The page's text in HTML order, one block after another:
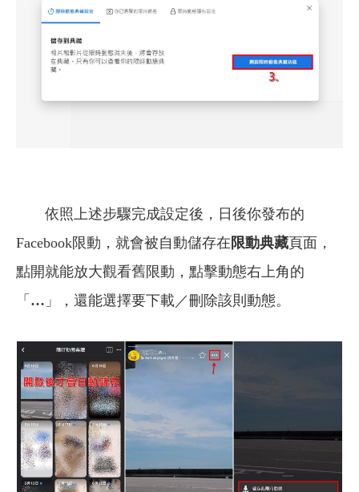
依照上述步驟完成設定後，日後你發布的
Facebook限動，就會被自動儲存在 限動典藏頁面，
點開就能放大觀看舊限動，點擊動態右上角的
「 … 」，還能選擇要下載／刪除該則動態。